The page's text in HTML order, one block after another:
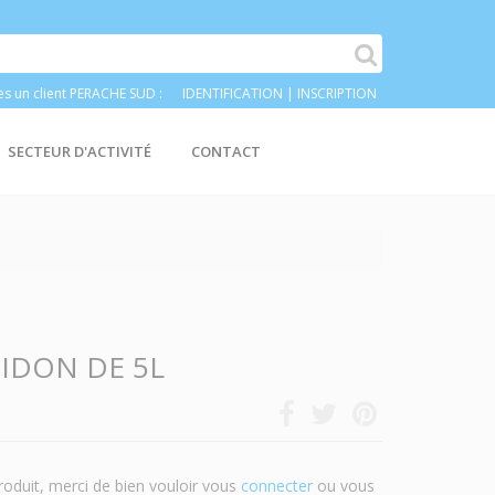
un client PERACHE SUD : IDENTIFICATION | INSCRIPTION
SECTEUR D'ACTIVITÉ CONTACT
DE 5L
merci de bien vouloir vous connecter ou vous